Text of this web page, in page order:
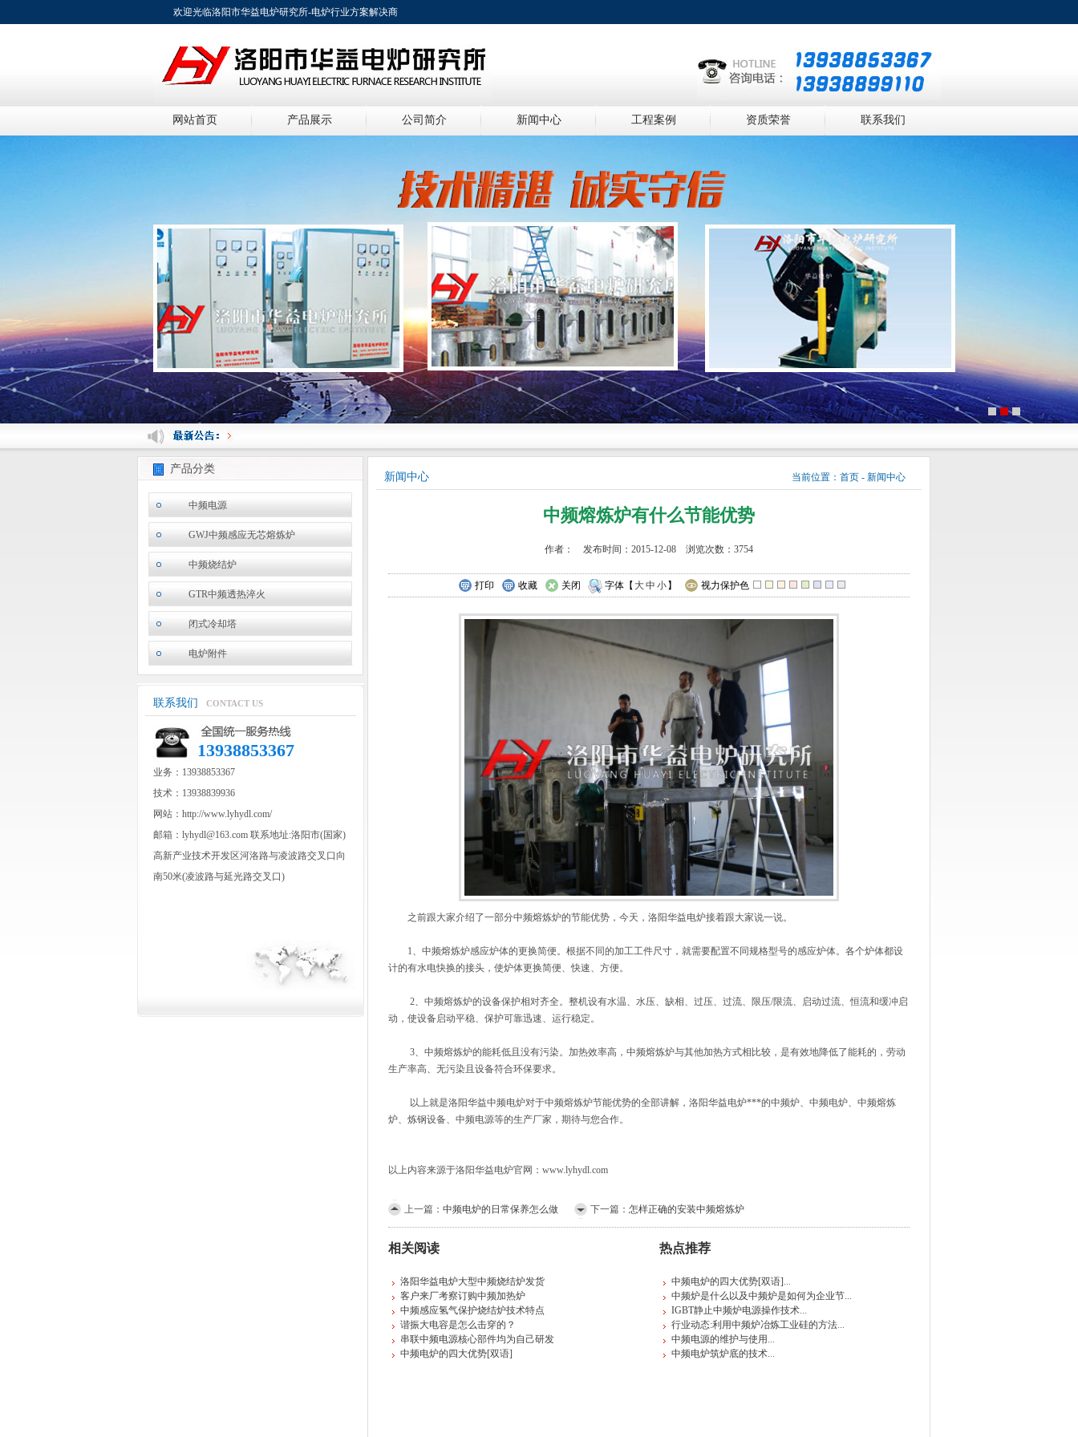
欢迎光临洛阳市华益电炉研究所-电炉行业方案解决商
网站首页 产品展示 公司简介 新闻中心 工程案例 资质荣誉 联系我们
产品分类
中频电源
GWJ中频感应无芯熔炼炉
中频烧结炉
GTR中频透热淬火
闭式冷却塔
电炉附件
联系我们 CONTACT US
13938853367
业务：13938853367
技术：13938839936
网站：http://www.lyhydl.com/
邮箱：lyhydl@163.com 联系地址:洛阳市(国家)
高新产业技术开发区河洛路与凌波路交叉口向
南50米(凌波路与延光路交叉口)
新闻中心 当前位置： 首页 - 新闻中心
中频熔炼炉有什么节能优势
作者： 发布时间：2015-12-08 浏览次数：3754
打印 收藏 关闭 字体【 大中 小 】 视力保护色
之前跟大家介绍了一部分中频熔炼炉的节能优势，今天，洛阳华益电炉接着跟大家说一说。
1、中频熔炼炉感应炉体的更换简便。根据不同的加工工件尺寸，就需要配置不同规格型号的感应炉体。各个炉体都设
计的有水电快换的接头，使炉体更换简便、快速、方便。
2、中频熔炼炉的设备保护相对齐全。整机设有水温、水压、缺相、过压、过流、限压/限流、启动过流、恒流和缓冲启
动，使设备启动平稳、保护可靠迅速、运行稳定。
3、中频熔炼炉的能耗低且没有污染。加热效率高，中频熔炼炉与其他加热方式相比较，是有效地降低了能耗的，劳动
生产率高、无污染且设备符合环保要求。
以上就是洛阳华益中频电炉对于中频熔炼炉节能优势的全部讲解，洛阳华益电炉***的中频炉、中频电炉、中频熔炼
炉、炼钢设备、中频电源等的生产厂家，期待与您合作。
以上内容来源于洛阳华益电炉官网：www.lyhydl.com
上一篇： 中频电炉的日常保养怎么做 下一篇： 怎样正确的安装中频熔炼炉
相关阅读
洛阳华益电炉大型中频烧结炉发货
客户来厂考察订购中频加热炉
中频感应氢气保护烧结炉技术特点
谐振大电容是怎么击穿的？
串联中频电源核心部件均为自己研发
中频电炉的四大优势[双语]
热点推荐
中频电炉的四大优势[双语]...
中频炉是什么以及中频炉是如何为企业节...
IGBT静止中频炉电源操作技术...
行业动态:利用中频炉冶炼工业硅的方法...
中频电源的维护与使用 ...
中频电炉筑炉底的技术...